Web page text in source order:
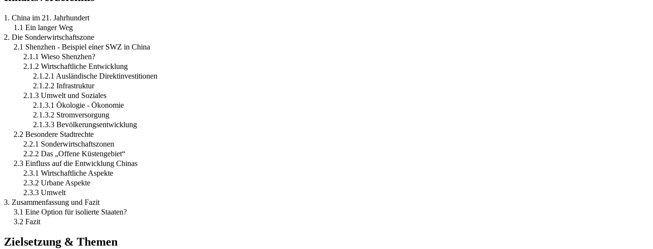
1. China im 21. Jahrhundert
1.1 Ein langer Weg
2. Die Sonderwirtschaftszone
2.1 Shenzhen - Beispiel einer SWZ in China
2.1.1 Wieso Shenzhen?
2.1.2 Wirtschaftliche Entwicklung
2.1.2.1 Ausländische Direktinvestitionen
2.1.2.2 Infrastruktur
2.1.3 Umwelt und Soziales
2.1.3.1 Ökologie - Ökonomie
2.1.3.2 Stromversorgung
2.1.3.3 Bevölkerungsentwicklung
2.2 Besondere Stadtrechte
2.2.1 Sonderwirtschaftszonen
2.2.2 Das „Offene Küstengebiet“
2.3 Einfluss auf die Entwicklung Chinas
2.3.1 Wirtschaftliche Aspekte
2.3.2 Urbane Aspekte
2.3.3 Umwelt
3. Zusammenfassung und Fazit
3.1 Eine Option für isolierte Staaten?
3.2 Fazit
Zielsetzung & Themen